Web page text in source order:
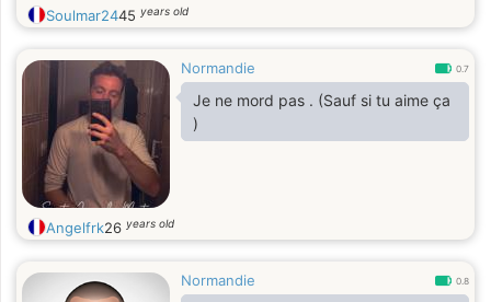
Soulmar2445 years old
Normandie 0.7
Je ne mord pas . (Sauf si tu aime ça
)
Angelfrk26 years old
Normandie 0.8